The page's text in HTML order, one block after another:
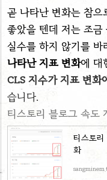
곧 나타난 변화는 참으
좋았을 텐데 저는 조
실수를 하지 않기를 바
나타난 지표 변화에 대
CLS 지수가 지표 변화
습니다.
티스토리 블로그 속도
티스토리
화